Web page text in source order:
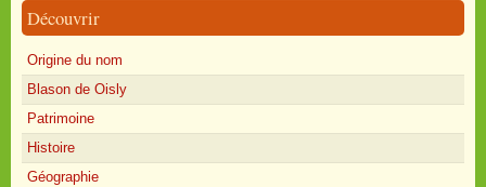
Découvrir
Origine du nom
Blason de Oisly
Patrimoine
Histoire
Géographie